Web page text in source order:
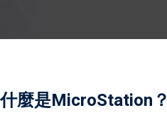
什麼是MicroStation？